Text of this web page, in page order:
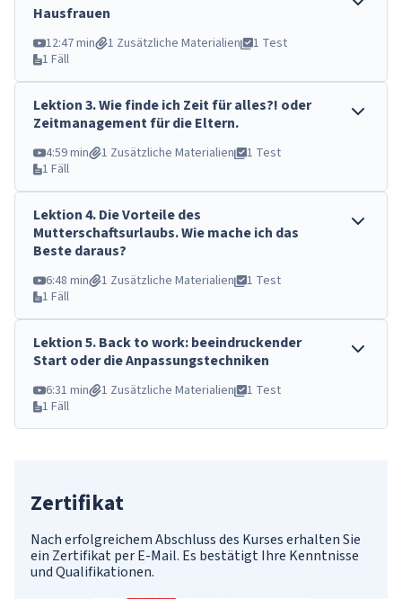
Hausfrauen
12:47 min 1 Zusätzliche Materialien
1 Test
1 Fäll
Lektion3.Wie finde ich Zeit für alles?! oder
Zeitmanagement für die Eltern.
4:59 min 1 Zusätzliche Materialien
1 Test
1 Fäll
Lektion4.Die Vorteile des
Mutterschaftsurlaubs. Wie mache ich das
Beste daraus?
6:48 min 1 Zusätzliche Materialien
1 Test
1 Fäll
Lektion5.Back to work: beeindruckender
Start oder die Anpassungstechniken
6:31 min 1 Zusätzliche Materialien
1 Test
1 Fäll
Zertifikat
Nach erfolgreichem Abschluss des Kurses erhalten Sie
ein Zertifikat per E-Mail. Es bestätigt Ihre Kenntnisse
und Qualifikationen.